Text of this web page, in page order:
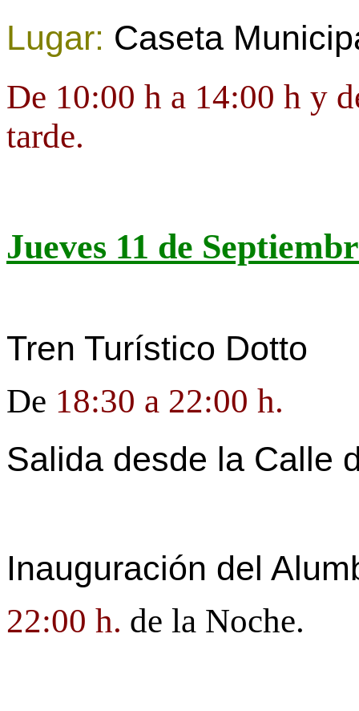
Lugar: Caseta
De 10:00 h a 14:00 h y
tarde.
Jueves 11 de
Tren Turístico Dotto
De 18:30 a 22:00 h.
Salida desde la Calle
Inauguración del
22:00 h. de la Noche.